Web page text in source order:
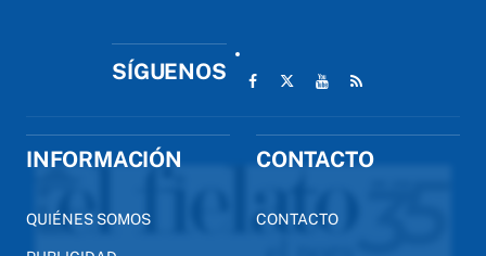
SÍGUENOS
INFORMACIÓN
QUIÉNES SOMOS
CONTACTO
CONTACTO